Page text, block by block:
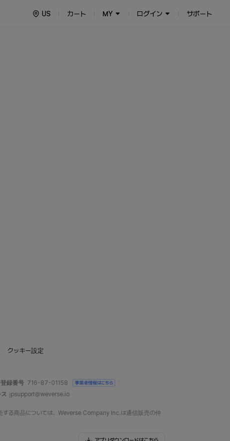
US カート MY ログイン サポート
クッキー設定
録番号 716-87-01158 事業者情報はこちら
ス jpsupport@weverse.io
る商品については、Weverse Company Inc.は通信販売の仲